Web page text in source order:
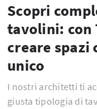
Scopri
tavolini: con
creare spazi
unico
I nostri architetti ti
giusta tipologia di